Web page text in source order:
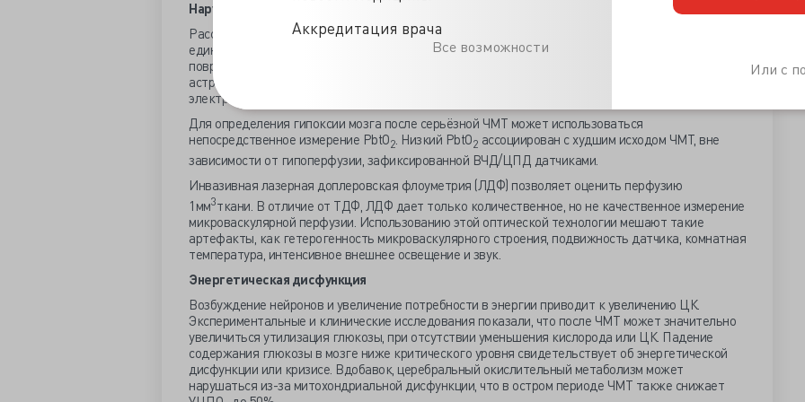
Аккредитация врача
Все возможности
Или с
Нарушение микроциркуляции
Расстройство кровотока по крупным сосудам и уменьшенный/неадекватный ЦК – не
единственные причины вторичной ишемии. Ключевую роль в происхождении вторичного
повреждения мозга может играть нарушение микрососудистой циркуляции при разбухании
астроглии и сдавления окружающих капилляров, или образование микротромбов. Вдобавок, при
электронной микроскопии выявляется отёк эндотелия, баллонная дистрофия клеток.
Для определения гипоксии мозга после серьёзной ЧМТ может использоваться
непосредственное измерение PbtO2. Низкий PbtO2 ассоциирован с худшим исходом ЧМТ, вне
зависимости от гипоперфузии, зафиксированной ВЧД/ЦПД датчиками.
Инвазивная лазерная доплеровская флоуметрия (ЛДФ) позволяет оценить перфузию
1мм3ткани. В отличие от ТДФ, ЛДФ дает только количественное, но не качественное измерение
микроваскулярной перфузии. Использованию этой оптической технологии мешают такие
артефакты, как гетерогенность микроваскулярного строения, подвижность датчика, комнатная
температура, интенсивное внешнее освещение и звук.
Энергетическая дисфункция
Возбуждение нейронов и увеличение потребности в энергии приводит к увеличению ЦК.
Экспериментальные и клинические исследования показали, что после ЧМТ может значительно
увеличиться утилизация глюкозы, при отсутствии уменьшения кислорода или ЦК. Падение
содержания глюкозы в мозге ниже критического уровня свидетельствует об энергетической
дисфункции или кризисе. Вдобавок, церебральный окислительный метаболизм может
нарушаться из-за митохондриальной дисфункции, что в остром периоде ЧМТ также снижает